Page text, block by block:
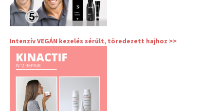
Intenzív VEGÁN kezelés sérült, töredezett hajhoz >>